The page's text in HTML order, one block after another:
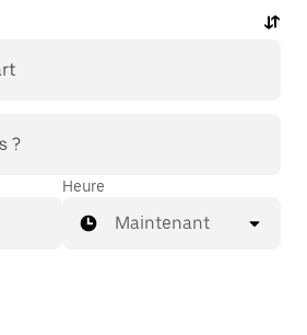
?
Heure
Maintenant